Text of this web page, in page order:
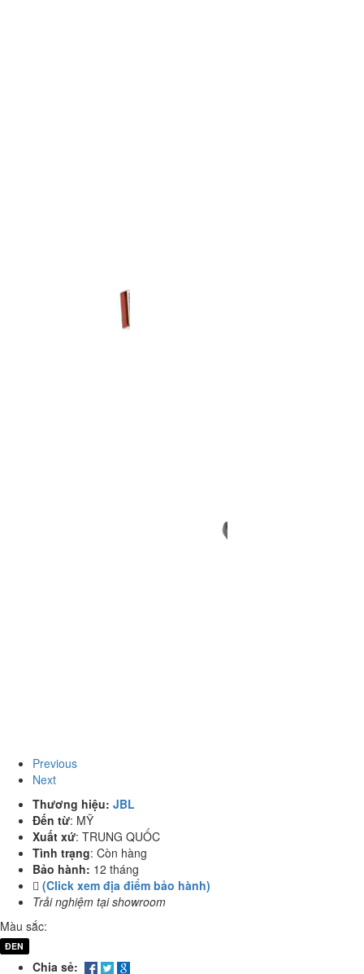
Previous
Next
Thương hiệu: JBL
Đến từ: MỸ
Xuất xứ: TRUNG QUỐC
Tình trạng: Còn hàng
Bảo hành: 12 tháng
(Click xem địa điểm bảo hành)
Trải nghiệm tại showroom
Màu sắc:
ĐEN
Chia sẻ: